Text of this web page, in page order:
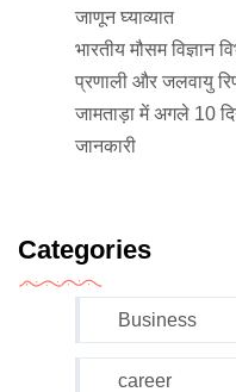
जाणून घ्याव्यात
भारतीय मौसम विज्ञान
प्रणाली और जलवायु
जामताड़ा में अगले 10
जानकारी
Categories
Business
career